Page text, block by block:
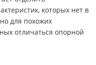
которых нет в
для похожих
отличаться опорной